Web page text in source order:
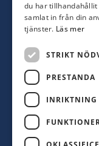
0485-310 71
Storgatan 34
386 30 Färjestaden
du har
samlat in från din
tjänster. Läs mer
STRIKT
PRESTANDA
INRIKTNING